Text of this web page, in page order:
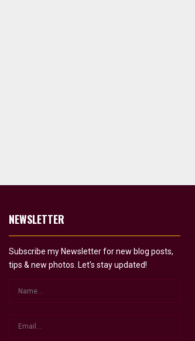
NEWSLETTER
Subscribe my Newsletter for new blog posts,
tips & new photos. Let's stay updated!